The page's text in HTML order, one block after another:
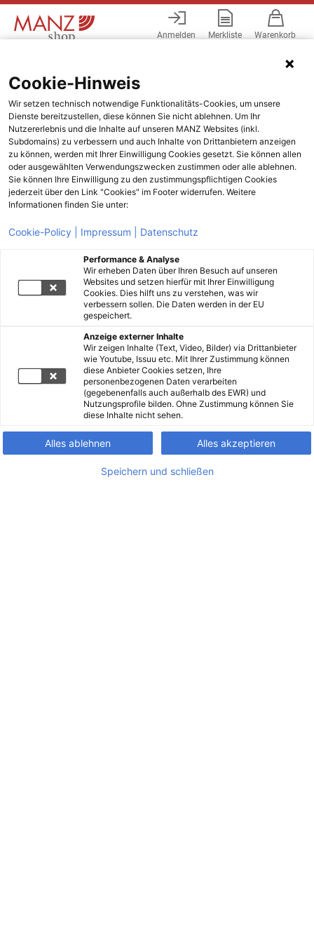
Anmelden Merkliste Warenkorb
Cookie-Hinweis
Wir setzen technisch notwendige Funktionalitäts-Cookies, um unsere
Dienste bereitzustellen, diese können Sie nicht ablehnen. Um Ihr
Nutzererlebnis und die Inhalte auf unseren MANZ Websites (inkl.
Subdomains) zu verbessern und auch Inhalte von Drittanbietern anzeigen
zu können, werden mit Ihrer Einwilligung Cookies gesetzt. Sie können allen
oder ausgewählten Verwendungszwecken zustimmen oder alle ablehnen.
Sie können Ihre Einwilligung zu den zustimmungspflichtigen Cookies
jederzeit über den Link "Cookies" im Footer widerrufen. Weitere
Informationen finden Sie unter:
Cookie-Policy | Impressum | Datenschutz
Performance & Analyse
Wir erheben Daten über Ihren Besuch auf unseren
Websites und setzen hierfür mit Ihrer Einwilligung
Cookies. Dies hilft uns zu verstehen, was wir
verbessern sollen. Die Daten werden in der EU
gespeichert.
Anzeige externer Inhalte
Wir zeigen Inhalte (Text, Video, Bilder) via Drittanbieter
wie Youtube, Issuu etc. Mit Ihrer Zustimmung können
diese Anbieter Cookies setzen, Ihre
personenbezogenen Daten verarbeiten
(gegebenenfalls auch außerhalb des EWR) und
Nutzungsprofile bilden. Ohne Zustimmung können Sie
diese Inhalte nicht sehen.
Alles ablehnen Alles akzeptieren
Speichern und schließen